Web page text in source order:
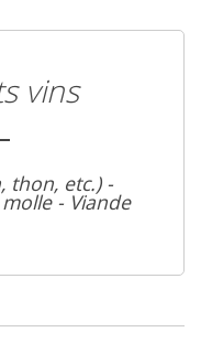
vins
thon, etc.) -
- Viande